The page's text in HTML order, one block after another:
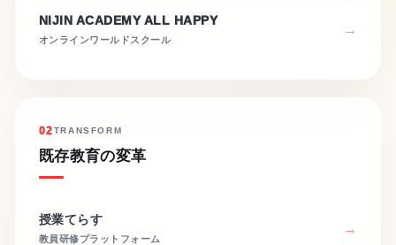
NIJIN ACADEMY ALL HAPPY
オンラインワールドスクール
02TRANSFORM
既存教育の変革
授業てらす
教員研修プラットフォーム